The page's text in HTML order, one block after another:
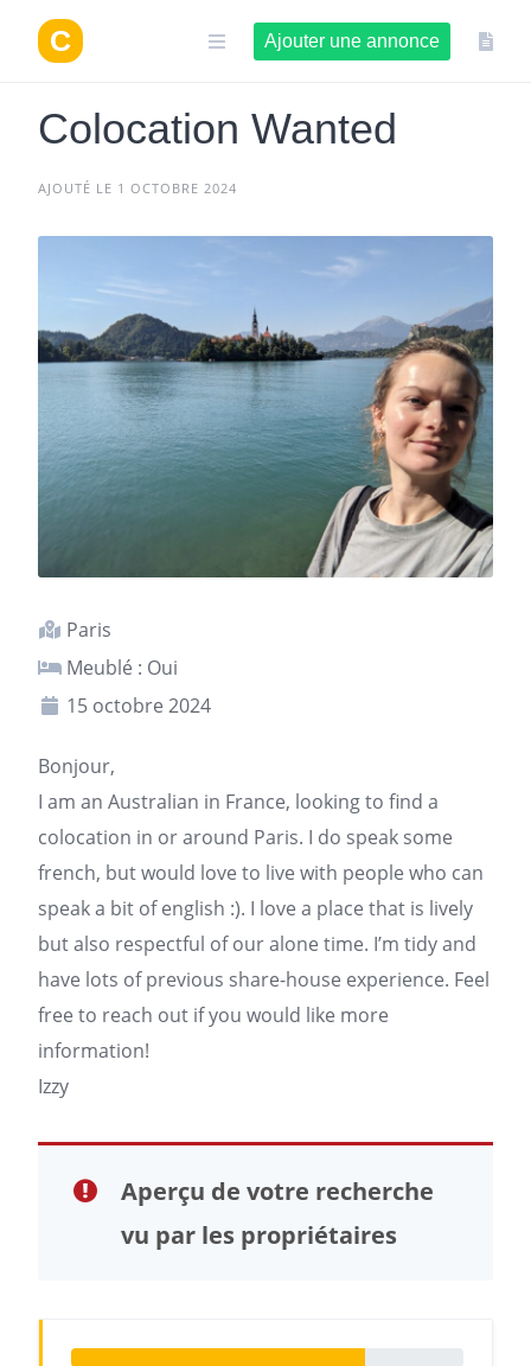
contenu
Ajouter une annonce
Colocation Wanted
AJOUTÉ LE 1 OCTOBRE 2024
Paris
Meublé : Oui
15 octobre 2024
Bonjour,
I am an Australian in France, looking to find a
colocation in or around Paris. I do speak some
french, but would love to live with people who can
speak a bit of english :). I love a place that is lively
but also respectful of our alone time. I’m tidy and
have lots of previous share-house experience. Feel
free to reach out if you would like more
information!
Izzy
Aperçu de votre recherche
vu par les propriétaires